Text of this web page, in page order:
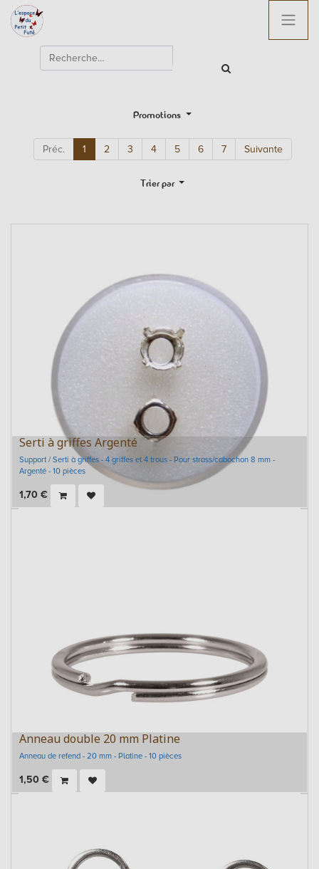
Promotions
Préc. 1 2 3 4 5 6 7 Suivante
Trier par
Serti à griffes Argenté
Support / Serti à griffes - 4 griffes et 4 trous - Pour strass/cabochon 8 mm -
Argenté - 10 pièces
1,70 €
Anneau double 20 mm Platine
Anneau de refend - 20 mm - Platine - 10 pièces
1,50 €